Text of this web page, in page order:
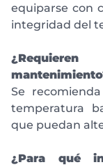
equiparse con
integridad del
Se
temperatura
que puedan
¿Para qué